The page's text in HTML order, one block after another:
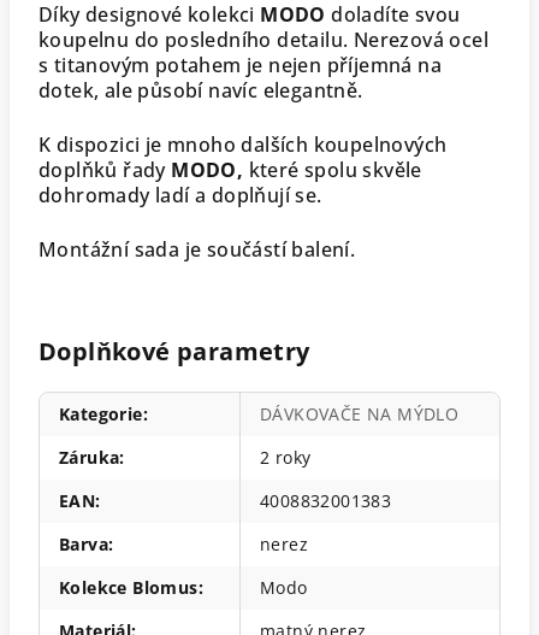
Díky designové kolekci MODO doladíte svou
koupelnu do posledního detailu. Nerezová ocel
s titanovým potahem je nejen příjemná na
dotek, ale působí navíc elegantně.
K dispozici je mnoho dalších koupelnových
doplňků řady MODO, které spolu skvěle
dohromady ladí a doplňují se.
Montážní sada je součástí balení.
Doplňkové parametry
Kategorie:
DÁVKOVAČE NA MÝDLO
Záruka:
2 roky
EAN:
4008832001383
Barva:
nerez
Kolekce Blomus:
Modo